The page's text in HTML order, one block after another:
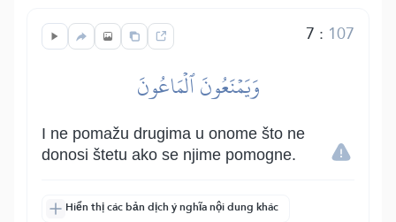
7 : 107
وَيَمۡنَعُونَ ٱلۡمَاعُونَ
I ne pomažu drugima u onome što ne
donosi štetu ako se njime pomogne.
Hiển thị các bản dịch ý nghĩa nội dung khác